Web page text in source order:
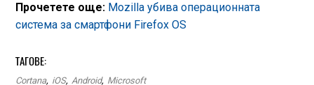
Прочетете още: Mozilla убива операционната
система за смартфони Firefox OS
ТАГОВЕ:
Cortana, iOS, Android, Microsoft